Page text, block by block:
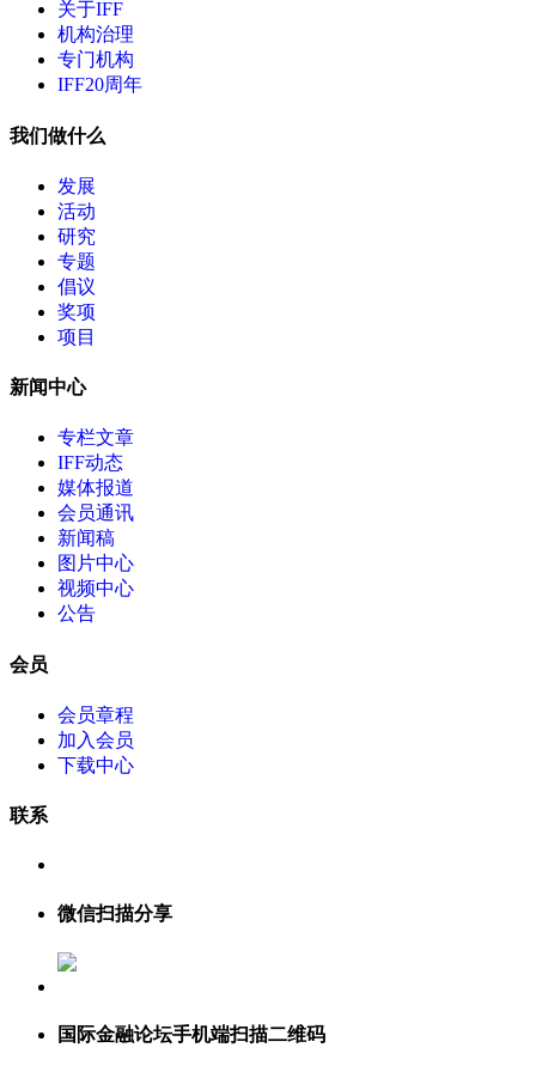
关于IFF
机构治理
专门机构
IFF20周年
我们做什么
发展
活动
研究
专题
倡议
奖项
项目
新闻中心
专栏文章
IFF动态
媒体报道
会员通讯
新闻稿
图片中心
视频中心
公告
会员
会员章程
加入会员
下载中心
联系
微信扫描分享
国际金融论坛手机端扫描二维码